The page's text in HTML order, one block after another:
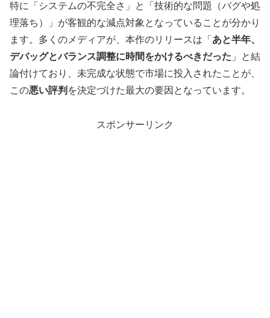
特に「システムの不完全さ」と「技術的な問題（バグや処
理落ち）」が客観的な減点対象となっていることが分かり
ます。多くのメディアが、本作のリリースは「 あと半年、
デバッグとバランス調整に時間をかけるべきだった 」と結
論付けており、未完成な状態で市場に投入されたことが、
この悪い評判 を決定づけた最大の要因となっています。
スポンサーリンク